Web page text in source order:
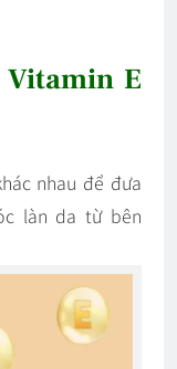
Vitamin E
nhau để đưa
làn da từ bên